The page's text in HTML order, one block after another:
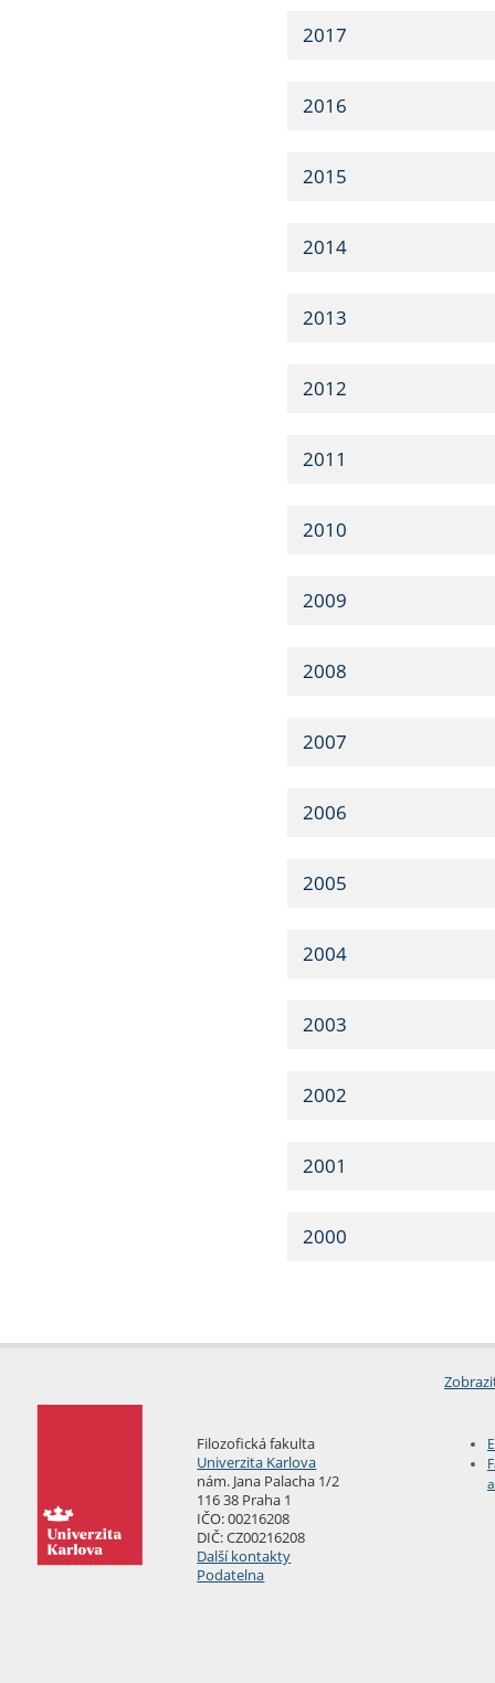
2017
2016
2015
2014
2013
2012
2011
2010
2009
2008
2007
2006
2005
2004
2003
2002
2001
2000
Filozofická fakulta
Univerzita Karlova
nám. Jana Palacha 1/2
116 38 Praha 1
IČO: 00216208
DIČ: CZ00216208
Další kontakty
Podatelna